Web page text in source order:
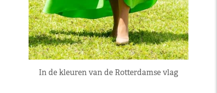
In de kleuren van de Rotterdamse vlag